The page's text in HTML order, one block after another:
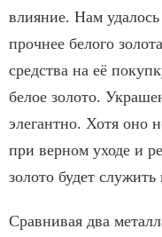
влияние. Нам
прочнее белого
средства на её
белое золото.
элегантно. Хотя оно
при верном уходе и
золото будет
Сравнивая два